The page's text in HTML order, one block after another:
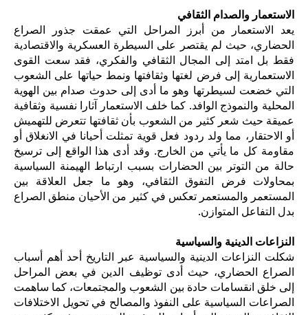
الاستعمار والصدام الثقافي
يعد الاستعمار من أبرز المراحل التي عمقت جذور الصراع
الحضاري، حيث لم يقتصر على السيطرة العسكرية والاقتصادية
فقط بل امتد إلى المجال الثقافي والفكري، فقد سعت القوى
الاستعمارية إلى فرض لغتها وثقافتها ونمط حياتها على الشعوب
التي خضعت لسيطرتها وهو ما أدى إلى حدوث صدام بين الهوية
المحلية والنموذج الوافد. كما خلف الاستعمار آثارا نفسية وثقافية
عميقة حيث شعر كثير من الشعوب بأن ثقافتها تتعرض للتهميش
أو الاحتقار، مما ولد ردود فعل قوية تمثلت أحيانا في الانغلاق أو
مقاومة كل ما يأتي من الخارج. وقد أدى هذا الواقع إلى ترسيخ
حالة من التوتر بين الحضارات بسبب ارتباط الهيمنة السياسية
بمحاولات فرض التفوق الثقافي، وهو ما جعل العلاقة بين
المستعمر والمستعمر تعكس في كثير من الأحيان منطق الصراع
بدل التفاعل المتوازن.
النزاعات الدينية والسياسية
شكلت النزاعات الدينية والسياسية عبر التاريخ أحد أهم أسباب
الصراع الحضاري، حيث أدى توظيف الدين في بعض المراحل
إلى خلق انقسامات حادة بين الشعوب والمجتمعات، كما ساهمت
الصراعات السياسية على النفوذ والمصالح في تحويل الاختلافات